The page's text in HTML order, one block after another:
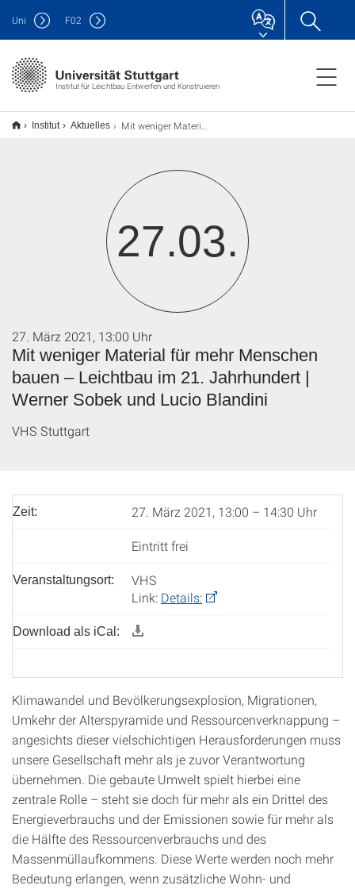
Institut für Leichtbau Entwerfen und Konstruieren
Uni F02
Institut Aktuelles Mit weniger Material für mehr Menschen bauen – Leichtbau im 21. Jahrhundert | Werner Sobek und Lucio Blandini
27.03.
Mit weniger Material für mehr Menschen
bauen – Leichtbau im 21. Jahrhundert |
Werner Sobek und Lucio Blandini
27. März 2021, 13:00 Uhr
VHS Stuttgart
Zeit: 27. März 2021, 13:00 – 14:30 Uhr
Eintritt frei
Veranstaltungsort:
VHS
Link: Details:
Download als iCal:
Klimawandel und Bevölkerungsexplosion, Migrationen,
Umkehr der Alterspyramide und Ressourcenverknappung –
angesichts dieser vielschichtigen Herausforderungen muss
unsere Gesellschaft mehr als je zuvor Verantwortung
übernehmen. Die gebaute Umwelt spielt hierbei eine
zentrale Rolle – steht sie doch für mehr als ein Drittel des
Energieverbrauchs und der Emissionen sowie für mehr als
die Hälfte des Ressourcenverbrauchs und des
Massenmüllaufkommens. Diese Werte werden noch mehr
Bedeutung erlangen, wenn zusätzliche Wohn- und